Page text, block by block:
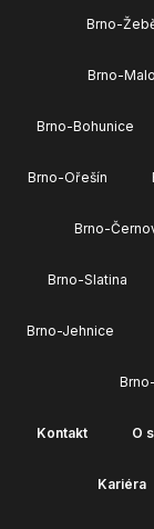
Brno-
Brno-
Brno-Bohunice
Brno-Ořešín
Brno-
Brno-Slatina
Brno-Jehnice
Kontakt O
Kariéra